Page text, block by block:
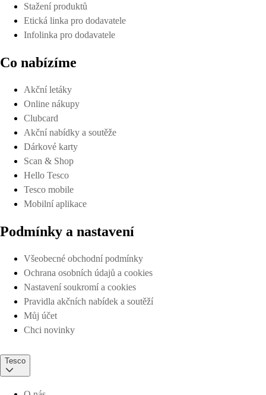
Stažení produktů
Etická linka pro dodavatele
Infolinka pro dodavatele
Co nabízíme
Akční letáky
Online nákupy
Clubcard
Akční nabídky a soutěže
Dárkové karty
Scan & Shop
Hello Tesco
Tesco mobile
Mobilní aplikace
Podmínky a nastavení
Všeobecné obchodní podmínky
Ochrana osobních údajů a cookies
Nastavení soukromí a cookies
Pravidla akčních nabídek a soutěží
Můj účet
Chci novinky
Tesco